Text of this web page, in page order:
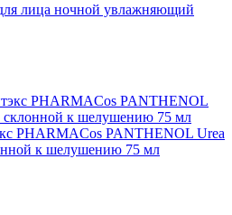
лица ночной увлажняющий
PHARMACos PANTHENOL Urea
к шелушению 75 мл